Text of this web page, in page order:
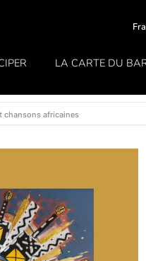
LA CARTE DU
chansons africaines